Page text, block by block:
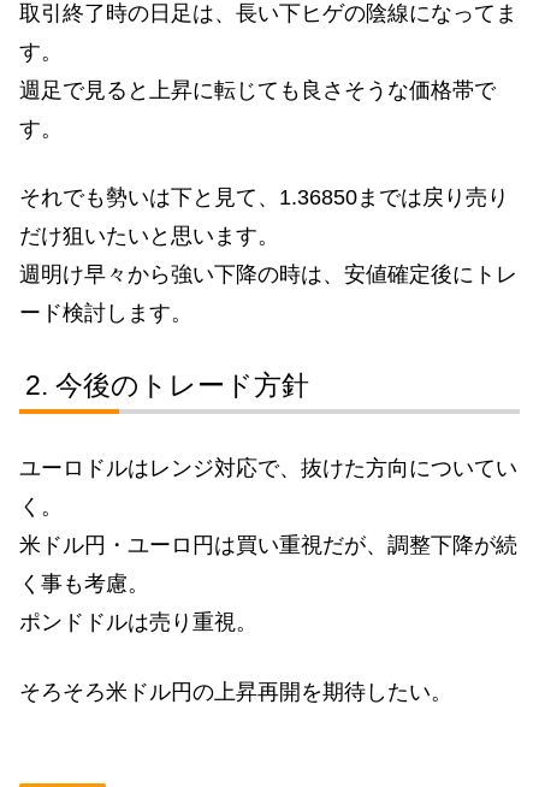
取引終了時の日足は、長い下ヒゲの陰線になってま
す。
週足で見ると上昇に転じても良さそうな価格帯で
す。
それでも勢いは下と見て、1.36850までは戻り売り
だけ狙いたいと思います。
週明け早々から強い下降の時は、安値確定後にトレ
ード検討します。
今後のトレード方針
ユーロドルはレンジ対応で、抜けた方向についてい
く。
米ドル円・ユーロ円は買い重視だが、調整下降が続
く事も考慮。
ポンドドルは売り重視。
そろそろ米ドル円の上昇再開を期待したい。